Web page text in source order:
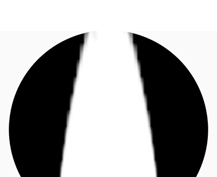
Tendenze & Ricerca
Coworking & Flex
Perchè JLL?
Sostenibilità
Contattaci
Chiama ora